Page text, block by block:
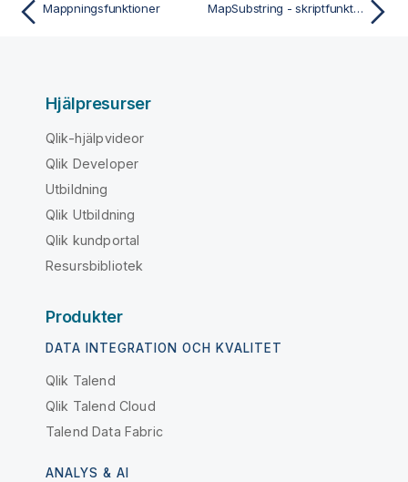
Mappningsfunktioner MapSubstring - skriptfunktion
Hjälpresurser
Qlik-hjälpvideor
Qlik Developer
Utbildning
Qlik Utbildning
Qlik kundportal
Resursbibliotek
Produkter
DATA INTEGRATION OCH KVALITET
Qlik Talend
Qlik Talend Cloud
Talend Data Fabric
ANALYS & AI